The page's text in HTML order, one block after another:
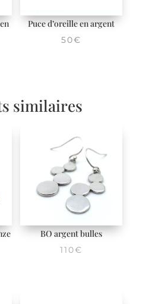
Puce d’oreille en argent
50€
similaires
BO argent bulles
110€